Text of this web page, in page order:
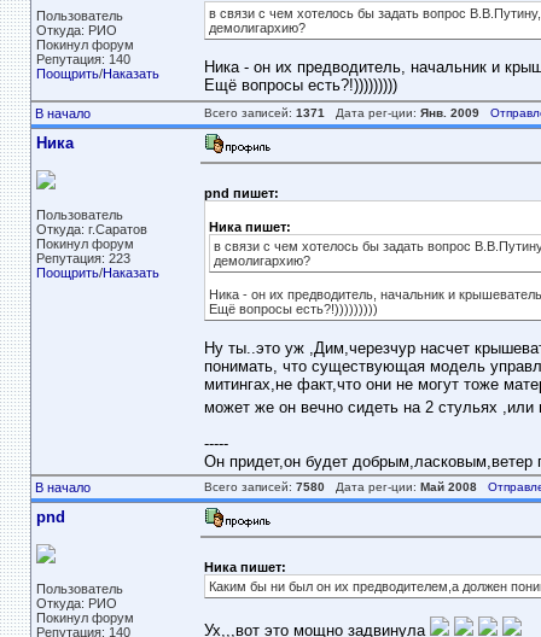
Пользователь
Откуда: РИО
Покинул форум
Репутация: 140
Поощрить/Наказать
в связи с чем хотелось бы задать вопрос
демолигархию?
Ника - он их предводитель, начальник и
Ещё вопросы есть?!)))))))))
В начало Всего записей: 1371 Дата рег-ции: Янв. 2009
Ника
Пользователь
Откуда: г.Саратов
Покинул форум
Репутация: 223
Поощрить/Наказать
pnd пишет:
Ника пишет:
в связи с чем хотелось бы задать вопрос
демолигархию?
Ника - он их предводитель, начальник и
Ещё вопросы есть?!)))))))))
Ну ты..это уж ,Дим,черезчур насчет
понимать, что существующая модель
митингах,не факт,что они не могут тоже
может же он вечно сидеть на 2 стульях ,или
-----
Он придет,он будет добрым,ласковым,ветер
В начало Всего записей: 7580Дата рег-ции: Май 2008
pnd
Пользователь
Откуда: РИО
Покинул форум
Репутация: 140
Ника пишет:
Каким бы ни был он их предводителем,а должен
Ух,,,вот это мощно задвинула